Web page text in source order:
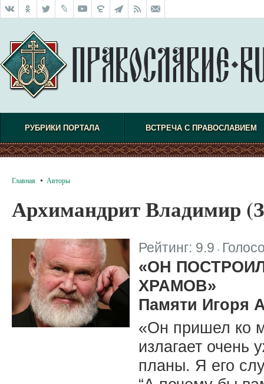
РУБРИКИ ПОРТАЛА ВСТРЕЧА С ПРАВОСЛАВИЕМ
Главная Авторы
Архимандрит Владимир
Рейтинг: 9.9
«ОН
ХРАМОВ»
Памяти Игоря
«Он пришел ко
излагает очень
планы. Я его